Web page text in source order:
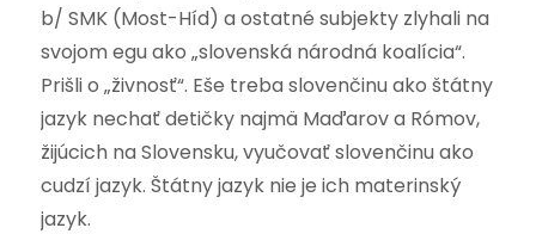
b/ SMK (Most-Híd) a ostatné subjekty zlyhali na
svojom egu ako „slovenská národná koalícia“.
Prišli o „živnosť“. Eše treba slovenčinu ako štátny
jazyk nechať detičky najmä Maďarov a Rómov,
žijúcich na Slovensku, vyučovať slovenčinu ako
cudzí jazyk. Štátny jazyk nie je ich materinský
jazyk.